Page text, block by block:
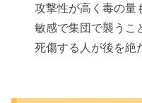
攻撃性が高く毒の量
敏感で集団で襲うこ
死傷する人が後を絶